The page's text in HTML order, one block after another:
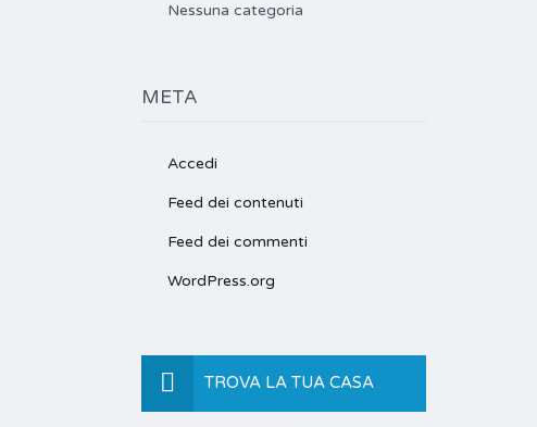
Nessuna categoria
META
Accedi
Feed dei contenuti
Feed dei commenti
WordPress.org
TROVA LA TUA CASA